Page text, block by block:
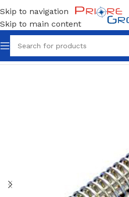
Skip to navigation
Skip to main content
Home Accessori